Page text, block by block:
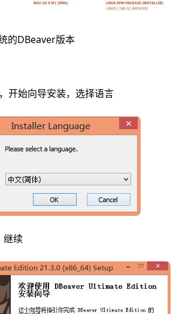
的DBeaver版本
开始向导安装，选择语言
继续